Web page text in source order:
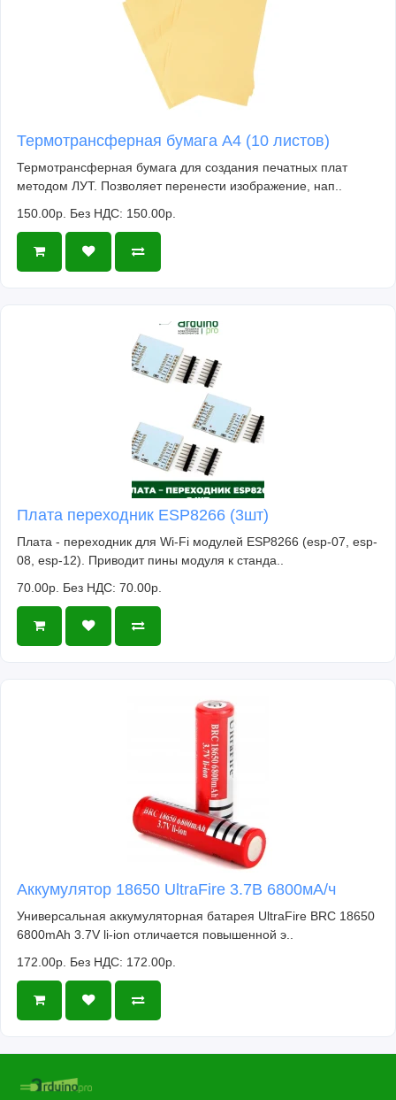
Термотрансферная бумага А4 (10 листов)
Термотрансферная бумага для создания печатных плат
методом ЛУТ. Позволяет перенести изображение, нап..
150.00р. Без НДС: 150.00р.
Плата переходник ESP8266 (3шт)
Плата - переходник для Wi-Fi модулей ESP8266 (esp-07, esp-
08, esp-12). Приводит пины модуля к станда..
70.00р. Без НДС: 70.00р.
Аккумулятор 18650 UltraFire 3.7В 6800мА/ч
Универсальная аккумуляторная батарея UltraFire BRC 18650
6800mAh 3.7V li-ion отличается повышенной э..
172.00р. Без НДС: 172.00р.